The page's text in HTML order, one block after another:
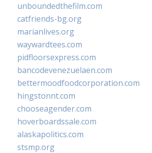
unboundedthefilm.com
catfriends-bg.org
marianlives.org
waywardtees.com
pidfloorsexpress.com
bancodevenezuelaen.com
bettermoodfoodcorporation.com
hingstonnt.com
chooseagender.com
hoverboardssale.com
alaskapolitics.com
stsmp.org